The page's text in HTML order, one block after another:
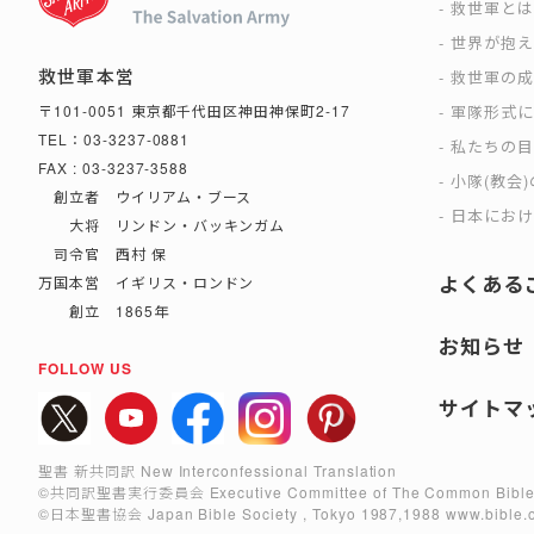
救世軍本営
〒101-0051 東京都千代田区神田神保町2-17
TEL：03-3237-0881
FAX : 03-3237-3588
創立者 ウイリアム・ブース
大将 リンドン・バッキンガム
司令官 西村 保
万国本営 イギリス・ロンドン
創立 1865年
FOLLOW US
救世軍とは
世界が抱
救世軍の
軍隊形式
私たちの
小隊(教会
日本にお
よくある
お知らせ
サイトマ
聖書 新共同訳 New Interconfessional Translation
©共同訳聖書実行委員会 Executive Committee of The Common
©日本聖書協会 Japan Bible Society , Tokyo 1987,1988